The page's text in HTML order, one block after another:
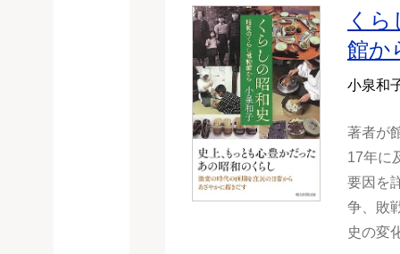
く
館か
小泉和
著者が
17年に
要因を
争、敗
史の変